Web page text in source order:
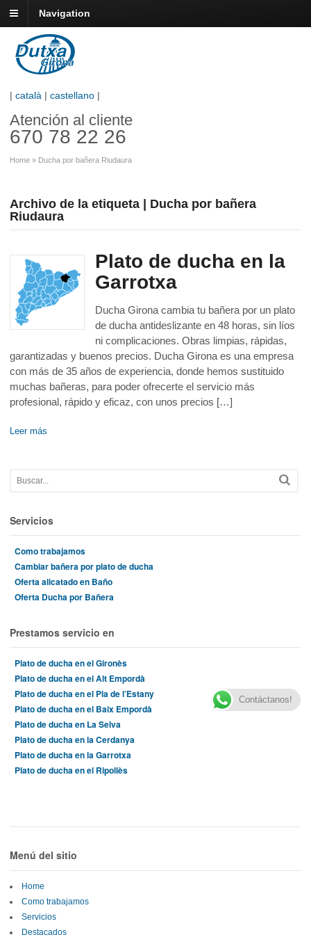
Navigation
| català | castellano |
Atención al cliente
670 78 22 26
Home » Ducha por bañera Riudaura
Archivo de la etiqueta | Ducha por bañera
Riudaura
Plato de ducha en la
Garrotxa
Ducha Girona cambia tu bañera por un plato
de ducha antideslizante en 48 horas, sin líos
ni complicaciones. Obras limpias, rápidas,
garantizadas y buenos precios. Ducha Girona es una empresa
con más de 35 años de experiencia, donde hemos sustituido
muchas bañeras, para poder ofrecerte el servicio más
profesional, rápido y eficaz, con unos precios […]
Leer más
Servicios
Como trabajamos
Cambiar bañera por plato de ducha
Oferta alicatado en Baño
Oferta Ducha por Bañera
Prestamos servicio en
Plato de ducha en el Gironès
Plato de ducha en el Alt Empordà
Plato de ducha en el Pla de l’Estany
Plato de ducha en el Baix Empordà
Plato de ducha en La Selva
Plato de ducha en la Cerdanya
Plato de ducha en la Garrotxa
Plato de ducha en el Ripollès
Menú del sitio
Home
Como trabajamos
Servicios
Destacados
Contáctanos!